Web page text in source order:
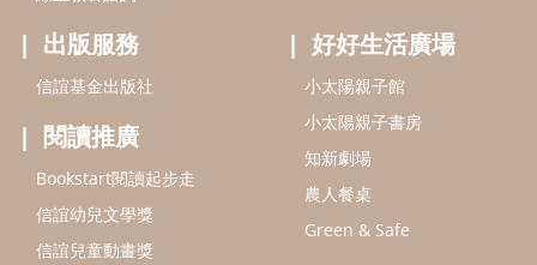
service@hsin-yi.org.tw
信誼好好育兒
小太陽親子書房
(02)2396-5305轉2345 (週一～週五 9:00～18:00)
認識信誼 合作洽談 智慧財產權聲明
本網站建議使用IE9(含以上)或 Google Chrome 版本瀏覽器
信誼基金會/上誼文化實業股份有限公司 版權所有 ©